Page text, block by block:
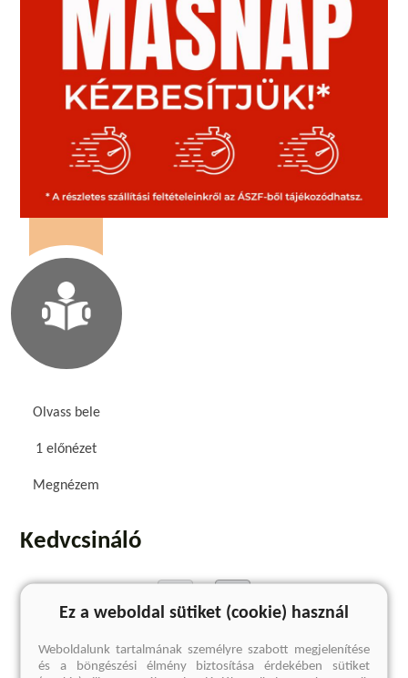
Olvass bele
1 előnézet
Megnézem
Kedvcsináló
Ez a weboldal sütiket (cookie) használ
Weboldalunk tartalmának személyre szabott megjelenítése
és a böngészési élmény biztosítása érdekében sütiket